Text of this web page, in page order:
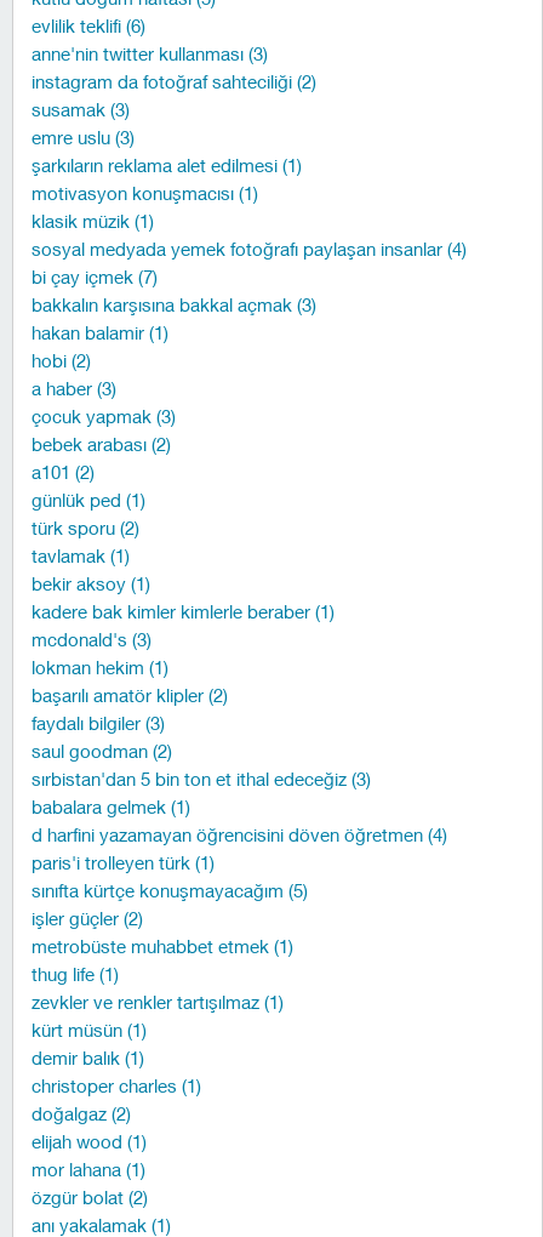
evlilik teklifi (6)
anne'nin twitter kullanması (3)
instagram da fotoğraf sahteciliği (2)
susamak (3)
emre uslu (3)
şarkıların reklama alet edilmesi (1)
motivasyon konuşmacısı (1)
klasik müzik (1)
sosyal medyada yemek fotoğrafı paylaşan insanlar (4)
bi çay içmek (7)
bakkalın karşısına bakkal açmak (3)
hakan balamir (1)
hobi (2)
a haber (3)
çocuk yapmak (3)
bebek arabası (2)
a101 (2)
günlük ped (1)
türk sporu (2)
tavlamak (1)
bekir aksoy (1)
kadere bak kimler kimlerle beraber (1)
mcdonald's (3)
lokman hekim (1)
başarılı amatör klipler (2)
faydalı bilgiler (3)
saul goodman (2)
sırbistan'dan 5 bin ton et ithal edeceğiz (3)
babalara gelmek (1)
d harfini yazamayan öğrencisini döven öğretmen (4)
paris'i trolleyen türk (1)
sınıfta kürtçe konuşmayacağım (5)
işler güçler (2)
metrobüste muhabbet etmek (1)
thug life (1)
zevkler ve renkler tartışılmaz (1)
kürt müsün (1)
demir balık (1)
christoper charles (1)
doğalgaz (2)
elijah wood (1)
mor lahana (1)
özgür bolat (2)
anı yakalamak (1)